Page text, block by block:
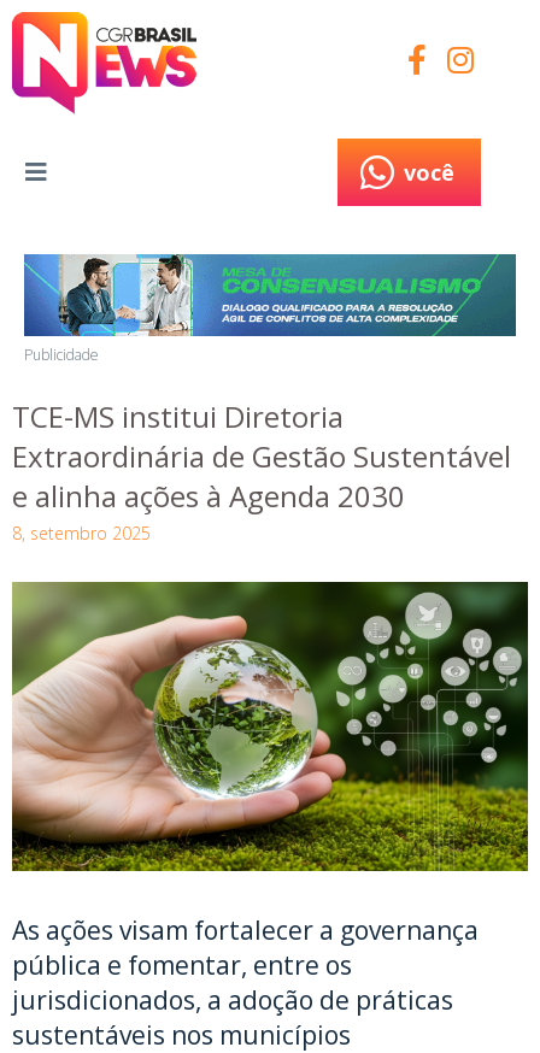
você
Publicidade
TCE-MS institui Diretoria
Extraordinária de Gestão Sustentável
e alinha ações à Agenda 2030
8, setembro 2025
As ações visam fortalecer a governança
pública e fomentar, entre os
jurisdicionados, a adoção de práticas
sustentáveis nos municípios